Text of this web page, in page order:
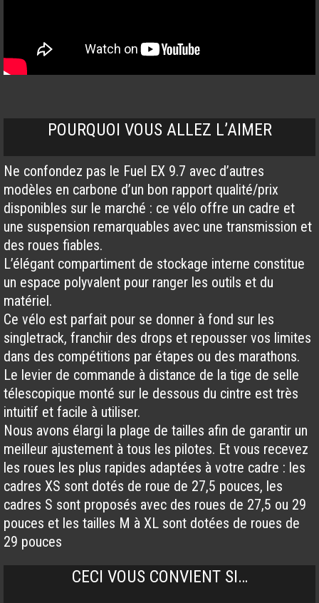
POURQUOI VOUS ALLEZ L’AIMER
Ne confondez pas le Fuel EX 9.7 avec d’autres
modèles en carbone d’un bon rapport qualité/prix
disponibles sur le marché : ce vélo offre un cadre et
une suspension remarquables avec une transmission et
des roues fiables.
L’élégant compartiment de stockage interne constitue
un espace polyvalent pour ranger les outils et du
matériel.
Ce vélo est parfait pour se donner à fond sur les
singletrack, franchir des drops et repousser vos limites
dans des compétitions par étapes ou des marathons.
Le levier de commande à distance de la tige de selle
télescopique monté sur le dessous du cintre est très
intuitif et facile à utiliser.
Nous avons élargi la plage de tailles afin de garantir un
meilleur ajustement à tous les pilotes. Et vous recevez
les roues les plus rapides adaptées à votre cadre : les
cadres XS sont dotés de roue de 27,5 pouces, les
cadres S sont proposés avec des roues de 27,5 ou 29
pouces et les tailles M à XL sont dotées de roues de
29 pouces
CECI VOUS CONVIENT SI…